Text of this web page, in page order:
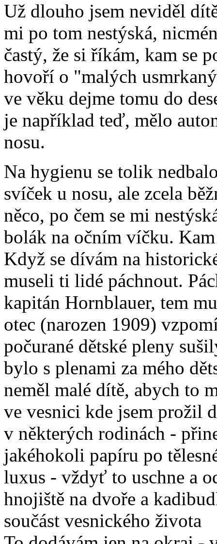
Už dlouho jsem neviděl
mi po tom nestýská,
častý, že si říkám, kam se
hovoří o "malých
ve věku dejme tomu do
je například teď, mělo
nosu.
Na hygienu se tolik
svíček u nosu, ale zcela
něco, po čem se mi
bolák na očním víčku.
Když se dívám na
museli ti lidé páchnout.
kapitán Hornblauer, tem
otec (narozen 1909)
počurané dětské pleny
bylo s plenami za mého
neměl malé dítě, abych to
ve vesnici kde jsem prožil
v některých rodinách -
jakéhokoli papíru po
luxus - vždyť to uschne a
hnojiště na dvoře a
součást vesnického života